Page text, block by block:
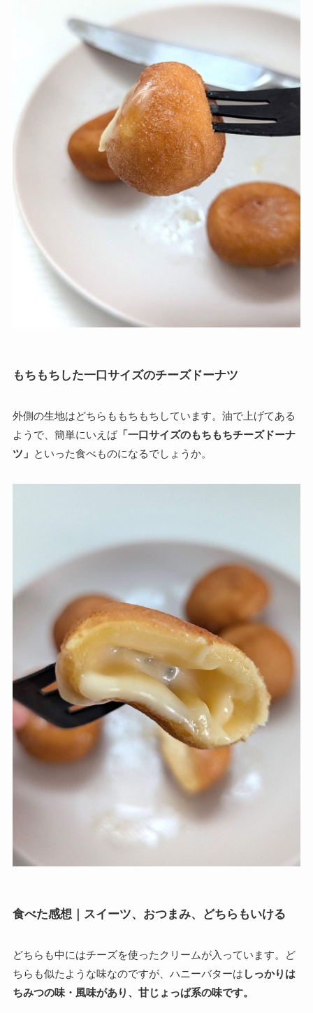
もちもちした一口サイズのチーズドーナツ
外側の生地はどちらももちもちしています。油で上げてある
ようで、簡単にいえば「一口サイズのもちもちチーズドーナ
ツ」 といった食べものになるでしょうか。
食べた感想｜スイーツ、おつまみ、どちらもいける
どちらも中にはチーズを使ったクリームが入っています。ど
ちらも似たような味なのですが、ハニーバターは しっかりは
ちみつの味・風味があり、甘じょっぱ系の味です。